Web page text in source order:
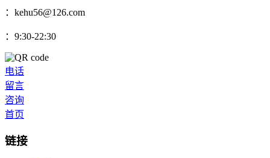
：kehu56@126.com
：9:30-22:30
电话
留言
咨询
首页
链接